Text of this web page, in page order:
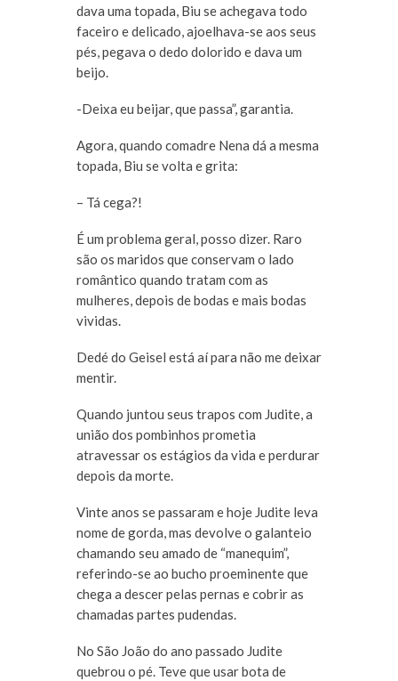
dava uma topada, Biu se achegava todo
faceiro e delicado, ajoelhava-se aos seus
pés, pegava o dedo dolorido e dava um
beijo.
-Deixa eu beijar, que passa”, garantia.
Agora, quando comadre Nena dá a mesma
topada, Biu se volta e grita:
– Tá cega?!
É um problema geral, posso dizer. Raro
são os maridos que conservam o lado
romântico quando tratam com as
mulheres, depois de bodas e mais bodas
vividas.
Dedé do Geisel está aí para não me deixar
mentir.
Quando juntou seus trapos com Judite, a
união dos pombinhos prometia
atravessar os estágios da vida e perdurar
depois da morte.
Vinte anos se passaram e hoje Judite leva
nome de gorda, mas devolve o galanteio
chamando seu amado de “manequim”,
referindo-se ao bucho proeminente que
chega a descer pelas pernas e cobrir as
chamadas partes pudendas.
No São João do ano passado Judite
quebrou o pé. Teve que usar bota de